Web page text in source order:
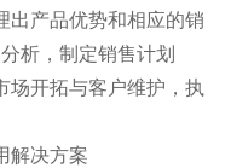
出产品优势和相应的销
析，制定销售计划
场开拓与客户维护，执
解决方案